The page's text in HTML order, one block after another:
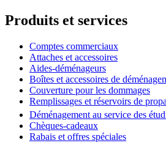
Produits et services
Comptes commerciaux
Attaches et accessoires
Aides-déménageurs
Boîtes et accessoires de
Couverture pour les dommages
Remplissages et réservoirs de
Déménagement au service des
Chèques-cadeaux
Rabais et offres spéciales